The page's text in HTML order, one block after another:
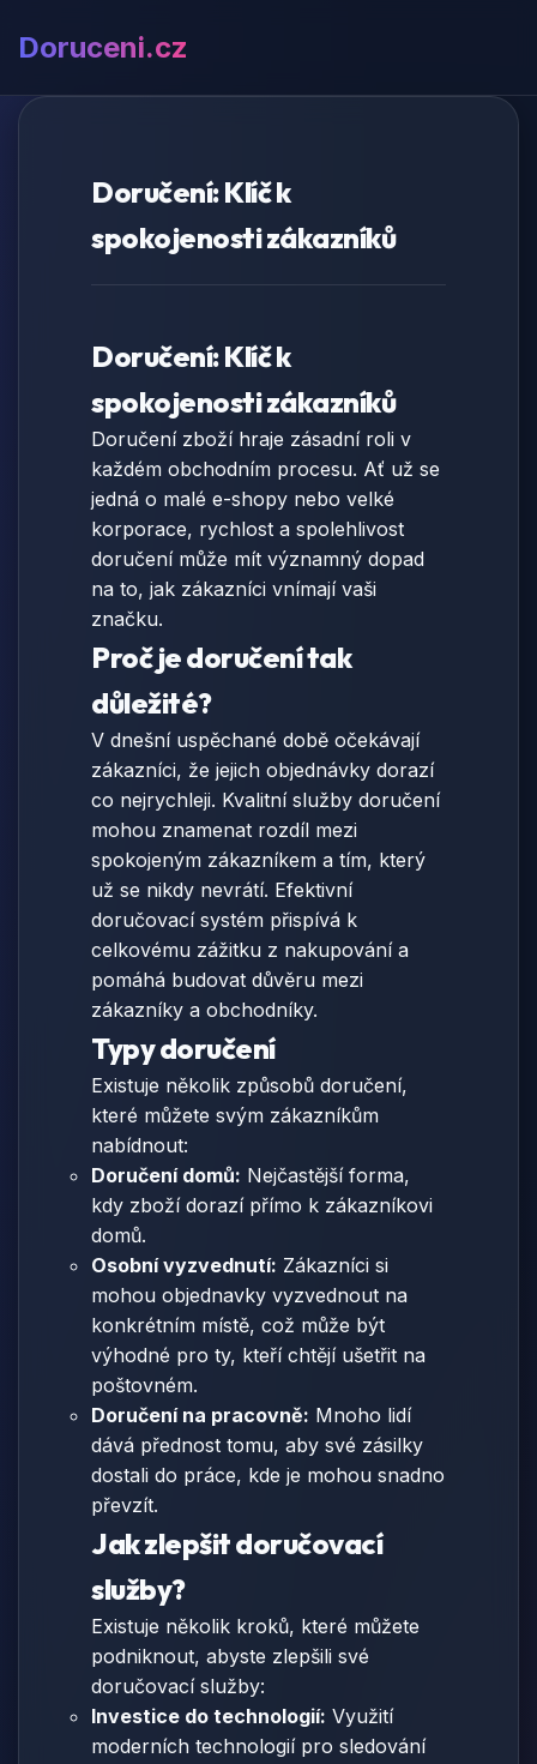
Doruceni.cz
Doručení: Klíč k
spokojenosti zákazníků
Doručení: Klíč k
spokojenosti zákazníků
Doručení zboží hraje zásadní roli v
každém obchodním procesu. Ať už se
jedná o malé e-shopy nebo velké
korporace, rychlost a spolehlivost
doručení může mít významný dopad
na to, jak zákazníci vnímají vaši
značku.
Proč je doručení tak
důležité?
V dnešní uspěchané době očekávají
zákazníci, že jejich objednávky dorazí
co nejrychleji. Kvalitní služby doručení
mohou znamenat rozdíl mezi
spokojeným zákazníkem a tím, který
už se nikdy nevrátí. Efektivní
doručovací systém přispívá k
celkovému zážitku z nakupování a
pomáhá budovat důvěru mezi
zákazníky a obchodníky.
Typy doručení
Existuje několik způsobů doručení,
které můžete svým zákazníkům
nabídnout:
Doručení domů: Nejčastější forma,
kdy zboží dorazí přímo k zákazníkovi
domů.
Osobní vyzvednutí: Zákazníci si
mohou objednavky vyzvednout na
konkrétním místě, což může být
výhodné pro ty, kteří chtějí ušetřit na
poštovném.
Doručení na pracovně: Mnoho lidí
dává přednost tomu, aby své zásilky
dostali do práce, kde je mohou snadno
převzít.
Jak zlepšit doručovací
služby?
Existuje několik kroků, které můžete
podniknout, abyste zlepšili své
doručovací služby:
Investice do technologií: Využití
moderních technologií pro sledování